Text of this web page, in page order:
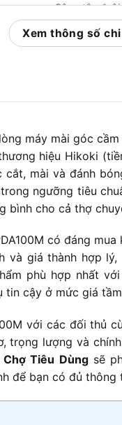
Công tắc đuôi
1.5 kg
Xem thông số
máy mài góc
hiệu Hikoki
mài và đánh
ngưỡng tiêu
cho cả thợ
có đáng
giá thành hợp
phù hợp nhất
tin cậy ở mức giá
với các đối thủ
trọng lượng và
Chợ Tiêu Dùngsẽ
để bạn có đủ